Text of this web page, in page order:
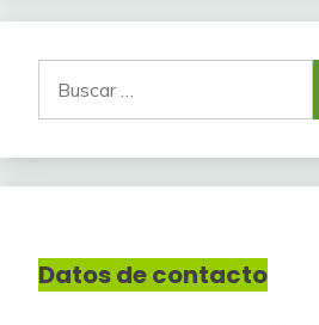
Datos de contacto